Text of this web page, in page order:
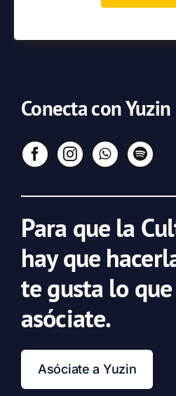
Conecta con Yuzin
Para que la
hay que
te gusta lo
asóciate.
Asóciate a Yuzin